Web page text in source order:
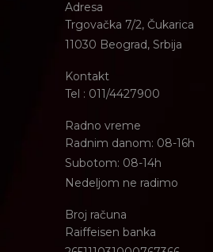
Adresa
Trgovačka 7/2, Čukarica
11030 Beograd, Srbija
Kontakt
Tel : 011/4427900
Radno vreme
Radnim danom: 08-16h
Subotom: 08-14h
Nedeljom ne radimo
Broj računa
Raiffeisen banka